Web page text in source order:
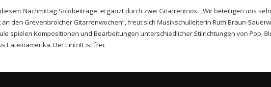
Nachmittag Solobeiträge, ergänzt durch zwei Gitarrentrios. „Wir beteiligen uns
den Grevenbroicher Gitarrenwochen“, freut sich Musikschulleiterin Ruth Braun-
spielen Kompositionen und Bearbeitungen unterschiedlicher Stilrichtungen von Pop,
Lateinamerika. Der Eintritt ist frei.